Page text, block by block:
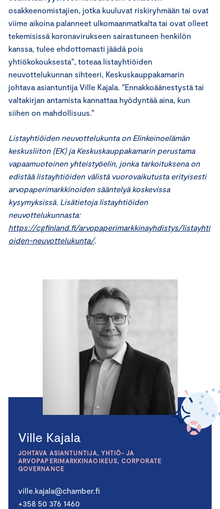
osakkeenomistajien, jotka kuuluvat riskiryhmään tai ovat
viime aikoina palanneet ulkomaanmatkalta tai ovat olleet
tekemisissä koronavirukseen sairastuneen henkilön
kanssa, tulee ehdottomasti jäädä pois
yhtiökokouksesta”, toteaa listayhtiöiden
neuvottelukunnan sihteeri, Keskuskauppakamarin
johtava asiantuntija Ville Kajala. ”Ennakkoäänestystä tai
valtakirjan antamista kannattaa hyödyntää aina, kun
siihen on mahdollisuus.”
Listayhtiöiden neuvottelukunta on Elinkeinoelämän
keskusliiton (EK) ja Keskuskauppakamarin perustama
vapaamuotoinen yhteistyöelin, jonka tarkoituksena on
edistää listayhtiöiden välistä vuorovaikutusta erityisesti
arvopaperimarkkinoiden sääntelyä koskevissa
kysymyksissä. Lisätietoja listayhtiöiden
neuvottelukunnasta:
https://cgfinland.fi/arvopaperimarkkinayhdistys/listayhti
oiden-neuvottelukunta/.
Ville Kajala
JOHTAVA ASIANTUNTIJA, YHTIÖ- JA
ARVOPAPERIMARKKINAOIKEUS, CORPORATE
GOVERNANCE
ville.kajala@chamber.fi
+358 50 376 1460